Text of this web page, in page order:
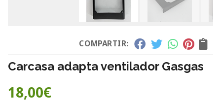
COMPARTIR:
Carcasa adapta ventilador Gasgas
18,00€